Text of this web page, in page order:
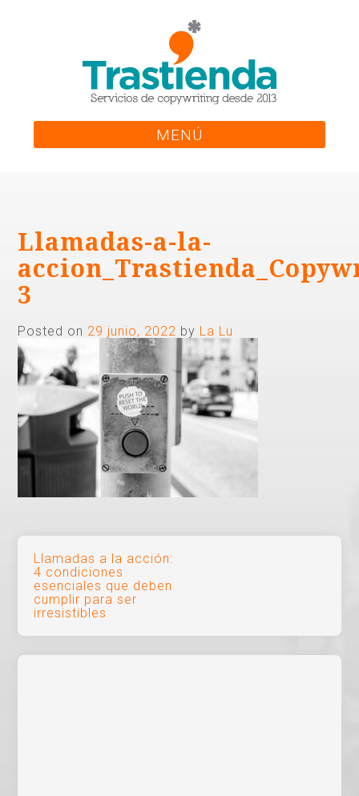
MENÚ
Llamadas-a-la-
3
Posted on 29 junio, 2022 by La Lu
Navegación
de
entradas
Llamadas a la acción:
4 condiciones
esenciales que deben
cumplir para ser
irresistibles